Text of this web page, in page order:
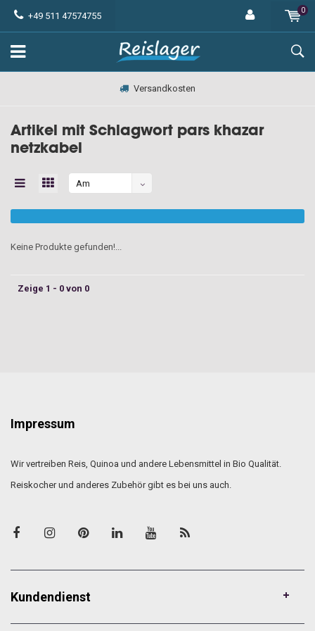
+49 511 47574755
0
Versandkosten
Artikel mit Schlagwort pars khazar
netzkabel
Am
angesehen
Keine Produkte gefunden!...
Zeige 1 - 0 von 0
Impressum
Wir vertreiben Reis, Quinoa und andere Lebensmittel in Bio Qualität.
Reiskocher und anderes Zubehör gibt es bei uns auch.
Kundendienst